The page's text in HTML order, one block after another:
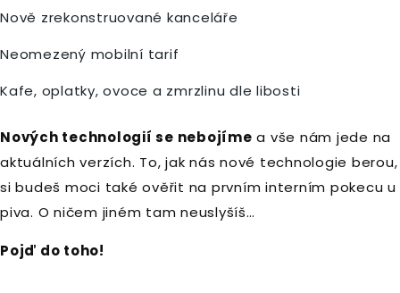
Nově zrekonstruované kanceláře
Neomezený mobilní tarif
Kafe, oplatky, ovoce a zmrzlinu dle libosti
Nových technologií se nebojíme a vše nám jede na
aktuálních verzích. To, jak nás nové technologie berou,
si budeš moci také ověřit na prvním interním pokecu u
piva. O ničem jiném tam neuslyšíš…
Pojď do toho!